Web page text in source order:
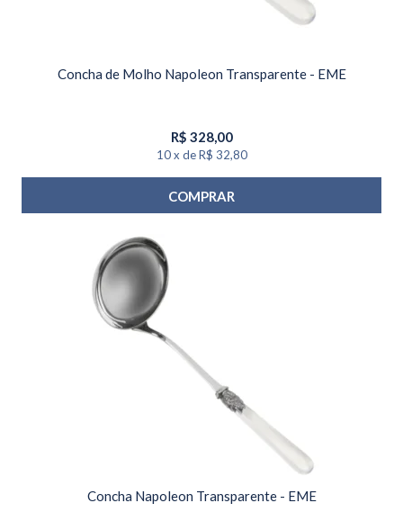
Concha de Molho Napoleon Transparente - EME
R$ 328,00
10 x de R$ 32,80
COMPRAR
Concha Napoleon Transparente - EME